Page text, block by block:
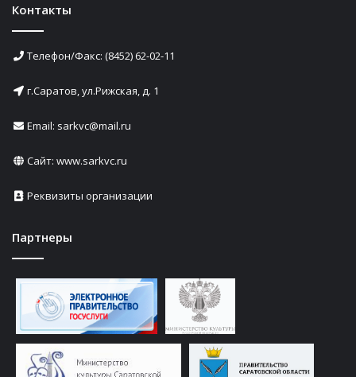
Контакты
Телефон/Факс: (8452) 62-02-11
г.Саратов, ул.Рижская, д. 1
Email: sarkvc@mail.ru
Сайт: www.sarkvc.ru
Реквизиты организации
Партнеры